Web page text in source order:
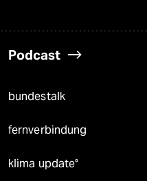
Podcast
bundestalk
fernverbindung
klima update°